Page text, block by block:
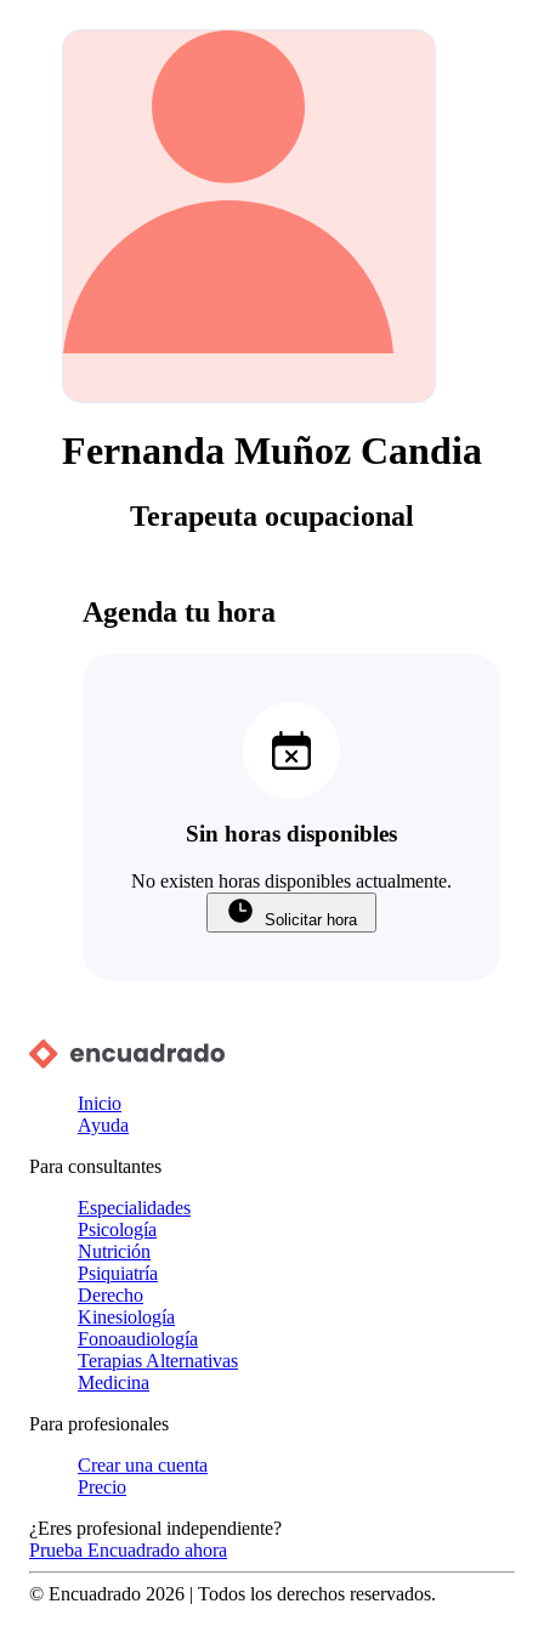
Fernanda Muñoz Candia
Terapeuta ocupacional
Agenda tu hora
Sin horas disponibles
No existen horas disponibles actualmente.
Solicitar hora
Inicio
Ayuda
Para consultantes
Especialidades
Psicología
Nutrición
Psiquiatría
Derecho
Kinesiología
Fonoaudiología
Terapias Alternativas
Medicina
Para profesionales
Crear una cuenta
Precio
¿Eres profesional independiente?
Prueba Encuadrado ahora
© Encuadrado 2026 | Todos los derechos reservados.